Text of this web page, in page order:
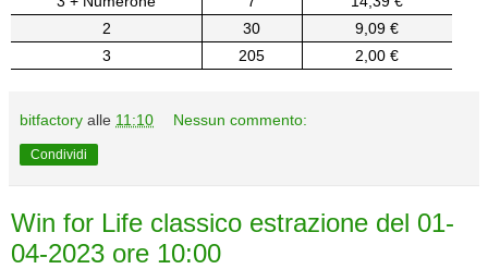
2
30
9,09 €
3
205 2,00 €
bitfactory alle 11:10 Nessun commento:
Condividi
Win for Life classico estrazione del 01-
04-2023 ore 10:00